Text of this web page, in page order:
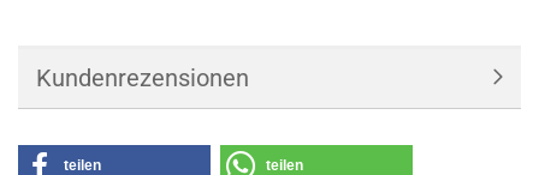
Kundenrezensionen
teilen teilen